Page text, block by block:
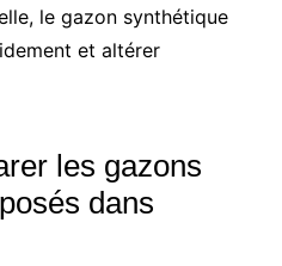
le gazon synthétique
et altérer
les gazons
dans